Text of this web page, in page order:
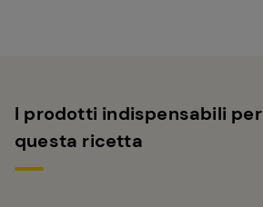
I prodotti indispensabili per
questa ricetta